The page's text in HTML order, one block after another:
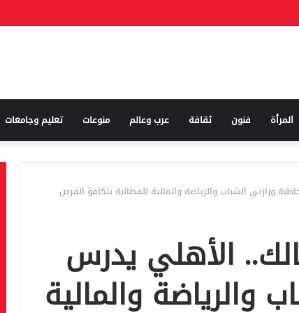
المرأة فنون ثقافة عرب وعالم منوعات تعليم وجامعات
وزارتي الشباب والرياضة والمالية للمطالبة بتكافؤ الفرص
الأهلي يدرس
والرياضة والمالية